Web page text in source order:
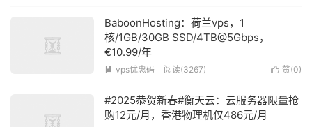
BaboonHosting：荷兰vps，1
核/1GB/30GB SSD/4TB@5Gbps，
€10.99/年
 赞(0)
 vps优惠码 阅读(3267)
#2025恭贺新春#衡天云：云服务器限量抢
购12元/月，香港物理机仅486元/月